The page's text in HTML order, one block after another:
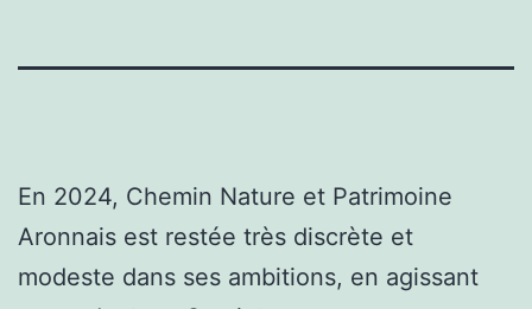
En 2024, Chemin Nature et Patrimoine
Aronnais est restée très discrète et
modeste dans ses ambitions, en agissant